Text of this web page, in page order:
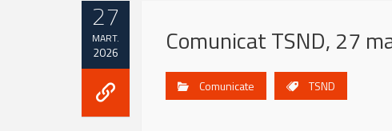
27
MART.
2026 Comunicat TSND, 27
Comunicate TSND